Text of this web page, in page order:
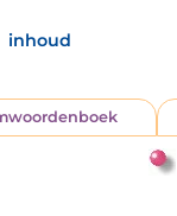
inhoud